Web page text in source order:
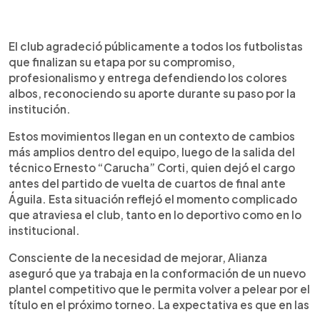
El club agradeció públicamente a todos los futbolistas
que finalizan su etapa por su compromiso,
profesionalismo y entrega defendiendo los colores
albos, reconociendo su aporte durante su paso por la
institución.
Estos movimientos llegan en un contexto de cambios
más amplios dentro del equipo, luego de la salida del
técnico Ernesto “Carucha” Corti, quien dejó el cargo
antes del partido de vuelta de cuartos de final ante
Águila. Esta situación reflejó el momento complicado
que atraviesa el club, tanto en lo deportivo como en lo
institucional.
Consciente de la necesidad de mejorar, Alianza
aseguró que ya trabaja en la conformación de un nuevo
plantel competitivo que le permita volver a pelear por el
título en el próximo torneo. La expectativa es que en las